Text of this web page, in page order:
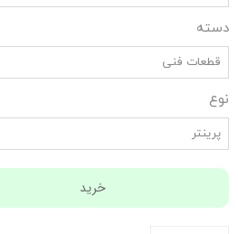
دسته
قطعات فنی
نوع
پرینتر
خرید